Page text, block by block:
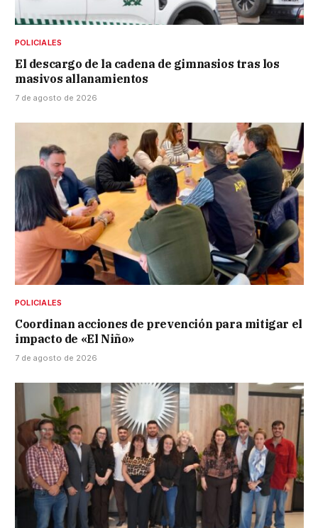
POLICIALES
El descargo de la cadena de gimnasios tras los
masivos allanamientos
7 de agosto de 2026
POLICIALES
Coordinan acciones de prevención para mitigar el
impacto de «El Niño»
7 de agosto de 2026